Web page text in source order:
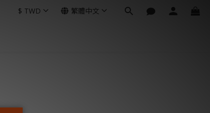
$ TWD 繁體中文